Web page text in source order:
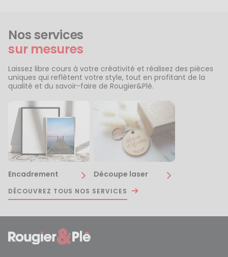
Nos services
sur mesures
Laissez libre cours à votre créativité et réalisez des pièces
uniques qui reflètent votre style, tout en profitant de la
qualité et du savoir-faire de Rougier&Plé.
Encadrement Découpe laser
DÉCOUVREZ TOUS NOS SERVICES